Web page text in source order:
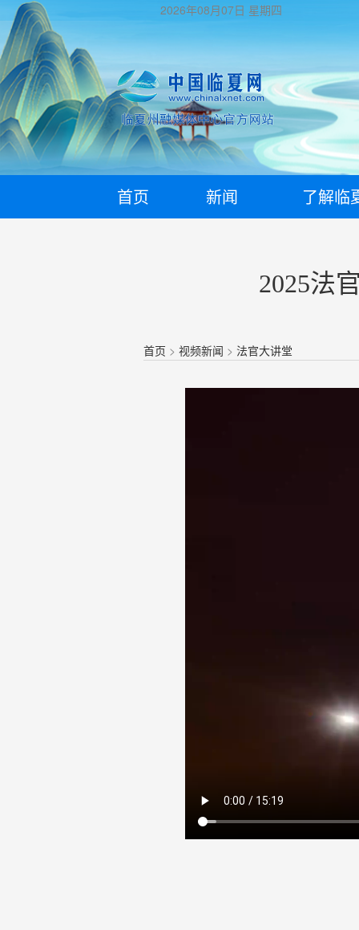
2026年08月07日 星期四
首页 新闻 了解临
2025法
首页 >视频新闻 > 法官大讲堂